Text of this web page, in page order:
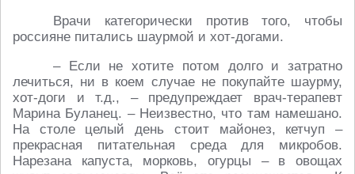
Врачи категорически против того, чтобы
россияне питались шаурмой и хот-догами.
– Если не хотите потом долго и затратно
лечиться, ни в коем случае не покупайте шаурму,
хот-доги и т.д., – предупреждает врач-терапевт
Марина Буланец. – Неизвестно, что там намешано.
На столе целый день стоит майонез, кетчуп –
прекрасная питательная среда для микробов.
Нарезана капуста, морковь, огурцы – в овощах